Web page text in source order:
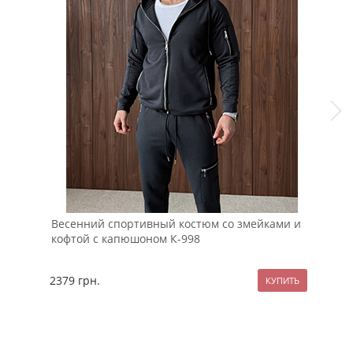
Весенний спортивный костюм со змейками и
кофтой с капюшоном К-998
2379 грн.